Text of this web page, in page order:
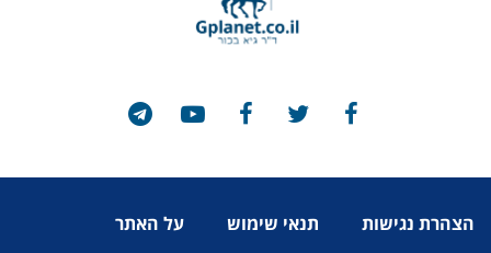
הצהרת נגישות תנאי שימוש על האתר